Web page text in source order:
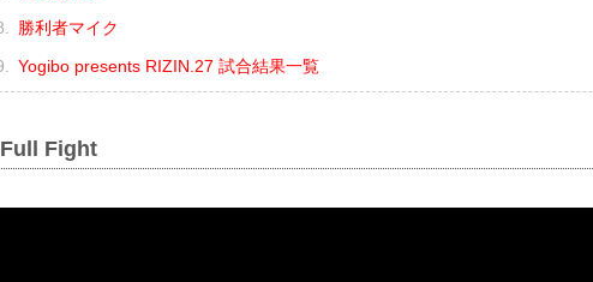
勝利者マイク
Yogibo presents RIZIN.27 試合結果一覧
Full Fight